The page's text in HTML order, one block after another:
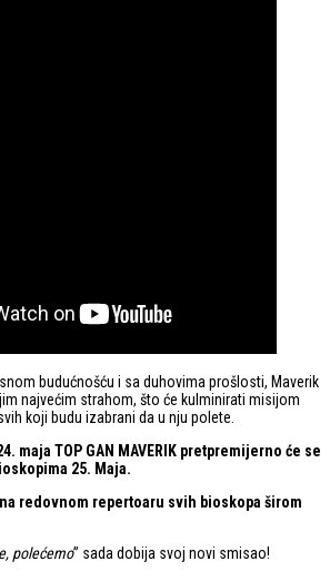
budućnošću i sa duhovima prošlosti, Maverik
najvećim strahom, što će kulminirati misijom
koji budu izabrani da u nju polete.
maja TOP GAN MAVERIK pretpremijerno će se
25. Maja.
redovnom repertoaru svih bioskopa širom
polećemo” sada dobija svoj novi smisao!